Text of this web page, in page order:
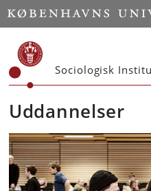
Start
Sociologisk
Uddannelser